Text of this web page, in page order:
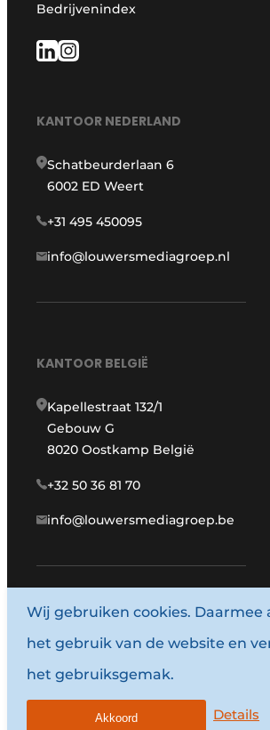
Bedrijvenindex
KANTOOR NEDERLAND
Schatbeurderlaan 6
6002 ED Weert
+31 495 450095
info@louwersmediagroep.nl
KANTOOR BELGIË
Kapellestraat 132/1
Gebouw G
8020 Oostkamp België
+32 50 36 81 70
info@louwersmediagroep.be
www.louwersmediagroep.com
© 1987 - 2026
Algemene voorwaarden
Wij gebruiken cookies. Daarmee
het gebruik van de website en
het gebruiksgemak.
Details
Akkoord